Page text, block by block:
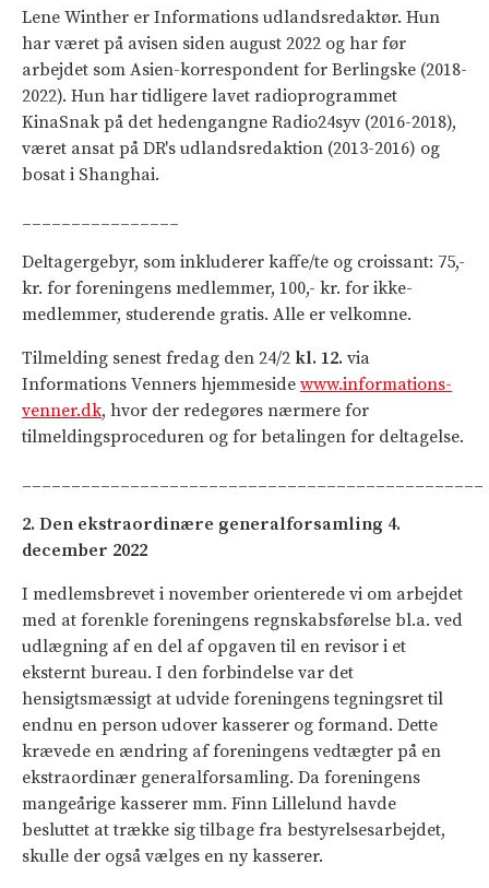
Lene Winther er Informations udlandsredaktør. Hun
har været på avisen siden august 2022 og har før
arbejdet som Asien-korrespondent for Berlingske (2018-
2022). Hun har tidligere lavet radioprogrammet
KinaSnak på det hedengangne Radio24syv (2016-2018),
været ansat på DR's udlandsredaktion (2013-2016) og
bosat i Shanghai.
________________
Deltagergebyr, som inkluderer kaffe/te og croissant: 75,-
kr. for foreningens medlemmer, 100,- kr. for ikke-
medlemmer, studerende gratis. Alle er velkomne.
Tilmelding senest fredag den 24/2 kl. 12. via
Informations Venners hjemmeside www.informations-
venner.dk, hvor der redegøres nærmere for
tilmeldingsproceduren og for betalingen for deltagelse.
_______________________________________________
2. Den ekstraordinære generalforsamling 4.
december 2022
I medlemsbrevet i november orienterede vi om arbejdet
med at forenkle foreningens regnskabsførelse bl.a. ved
udlægning af en del af opgaven til en revisor i et
eksternt bureau. I den forbindelse var det
hensigtsmæssigt at udvide foreningens tegningsret til
endnu en person udover kasserer og formand. Dette
krævede en ændring af foreningens vedtægter på en
ekstraordinær generalforsamling. Da foreningens
mangeårige kasserer mm. Finn Lillelund havde
besluttet at trække sig tilbage fra bestyrelsesarbejdet,
skulle der også vælges en ny kasserer.